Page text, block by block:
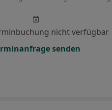
nicht verfügbar
senden